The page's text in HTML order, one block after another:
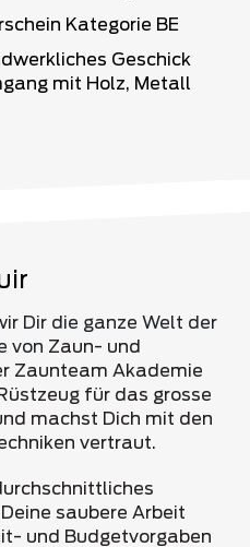
Kategorie BE
Geschick
mit Holz, Metall
Dir die ganze Welt der
von Zaun- und
Zaunteam Akademie
für das grosse
machst Dich mit den
vertraut.
saubere Arbeit
und Budgetvorgaben